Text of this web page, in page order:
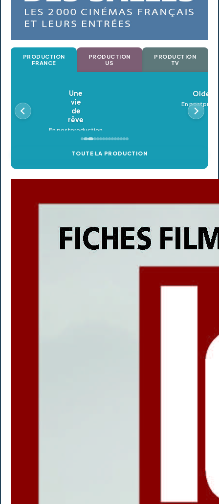
PRODUCTION
FRANCE
PRODUCTION
US
PRODUCTION
TV
Oldeupe
En postproduction
TOUTE LA PRODUCTION